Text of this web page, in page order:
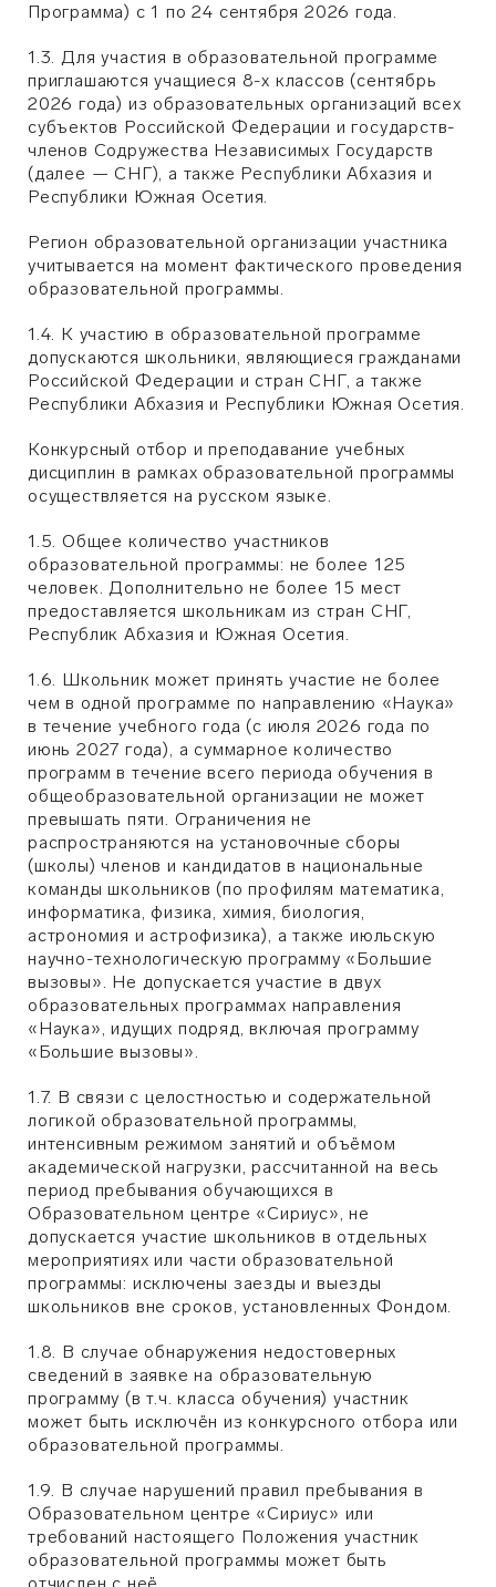
Программа) с 1 по 24 сентября 2026 года.
1.3. Для участия в образовательной программе
приглашаются учащиеся 8-х классов (сентябрь
2026 года) из образовательных организаций всех
субъектов Российской Федерации и государств-
членов Содружества Независимых Государств
(далее — СНГ), а также Республики Абхазия и
Республики Южная Осетия.
Регион образовательной организации участника
учитывается на момент фактического проведения
образовательной программы.
1.4. К участию в образовательной программе
допускаются школьники, являющиеся гражданами
Российской Федерации и стран СНГ, а также
Республики Абхазия и Республики Южная Осетия.
Конкурсный отбор и преподавание учебных
дисциплин в рамках образовательной программы
осуществляется на русском языке.
1.5. Общее количество участников
образовательной программы: не более 125
человек. Дополнительно не более 15 мест
предоставляется школьникам из стран СНГ,
Республик Абхазия и Южная Осетия.
1.6. Школьник может принять участие не более
чем в одной программе по направлению «Наука»
в течение учебного года (с июля 2026 года по
июнь 2027 года), а суммарное количество
программ в течение всего периода обучения в
общеобразовательной организации не может
превышать пяти. Ограничения не
распространяются на установочные сборы
(школы) членов и кандидатов в национальные
команды школьников (по профилям математика,
информатика, физика, химия, биология,
астрономия и астрофизика), а также июльскую
научно-технологическую программу «Большие
вызовы». Не допускается участие в двух
образовательных программах направления
«Наука», идущих подряд, включая программу
«Большие вызовы».
1.7. В связи с целостностью и содержательной
логикой образовательной программы,
интенсивным режимом занятий и объёмом
академической нагрузки, рассчитанной на весь
период пребывания обучающихся в
Образовательном центре «Сириус», не
допускается участие школьников в отдельных
мероприятиях или части образовательной
программы: исключены заезды и выезды
школьников вне сроков, установленных Фондом.
1.8. В случае обнаружения недостоверных
сведений в заявке на образовательную
программу (в т.ч. класса обучения) участник
может быть исключён из конкурсного отбора или
образовательной программы.
1.9. В случае нарушений правил пребывания в
Образовательном центре «Сириус» или
требований настоящего Положения участник
образовательной программы может быть